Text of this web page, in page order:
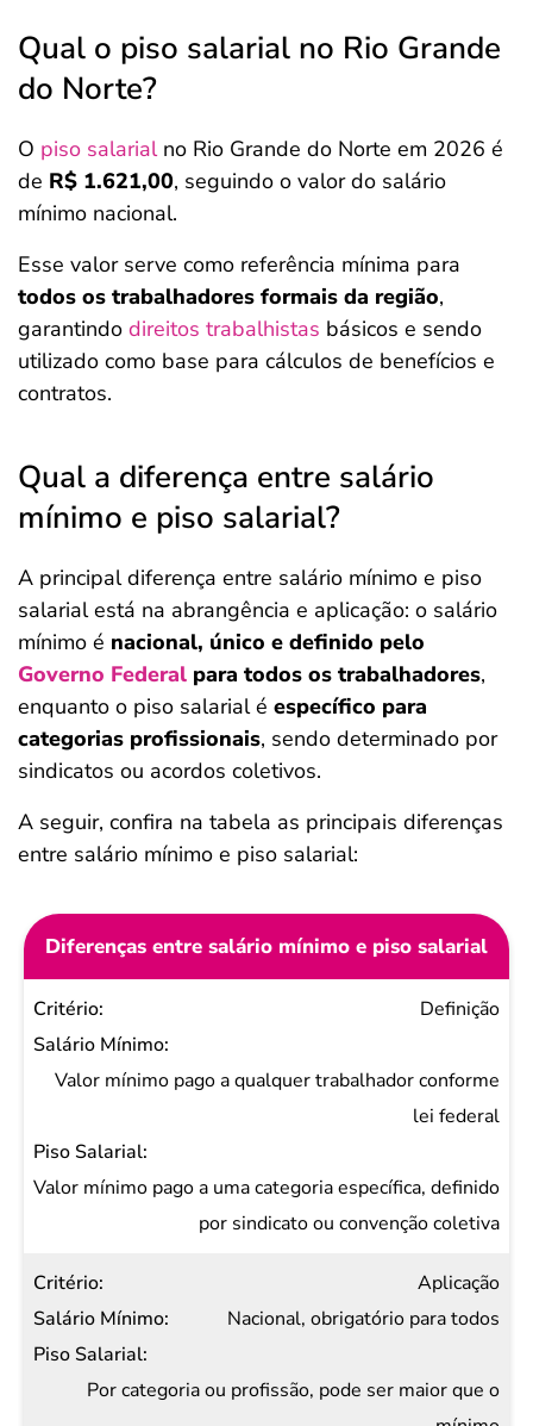
Qual o piso salarial no Rio Grande
do Norte?
O piso salarialno Rio Grande do Norte em 2026 é
de R$ 1.621,00, seguindo o valor do salário
mínimo nacional.
Esse valor serve como referência mínima para
todos os trabalhadores formais da região,
garantindo direitos trabalhistas básicos e sendo
utilizado como base para cálculos de benefícios e
contratos.
Qual a diferença entre salário
mínimo e piso salarial?
A principal diferença entre salário mínimo e piso
salarial está na abrangência e aplicação: o salário
mínimo é nacional, único e definido pelo
Governo Federal para todos os trabalhadores,
enquanto o piso salarial é específico para
categorias profissionais, sendo determinado por
sindicatos ou acordos coletivos.
A seguir, confira na tabela as principais diferenças
entre salário mínimo e piso salarial:
Diferenças entre salário mínimo e piso salarial
Critério
Salário
Mínimo
Salarial
Definição
Valor mínimo pago a qualquer trabalhador conforme
lei federal
Valor mínimo pago a uma categoria específica, definido
por sindicato ou convenção coletiva
Aplicação
Nacional, obrigatório para todos
Por categoria ou profissão, pode ser maior que o